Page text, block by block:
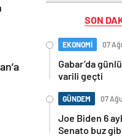
SON
EKONOMİ 07
Gabar’da
varili geçti
GÜNDEM 07
Joe Biden 6
Senato buz